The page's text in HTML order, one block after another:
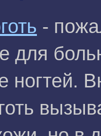
-
для
ногтей.